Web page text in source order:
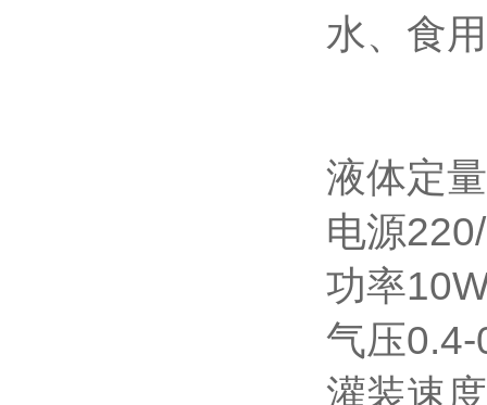
水、食
液体定
电源
功率
气压
灌装速